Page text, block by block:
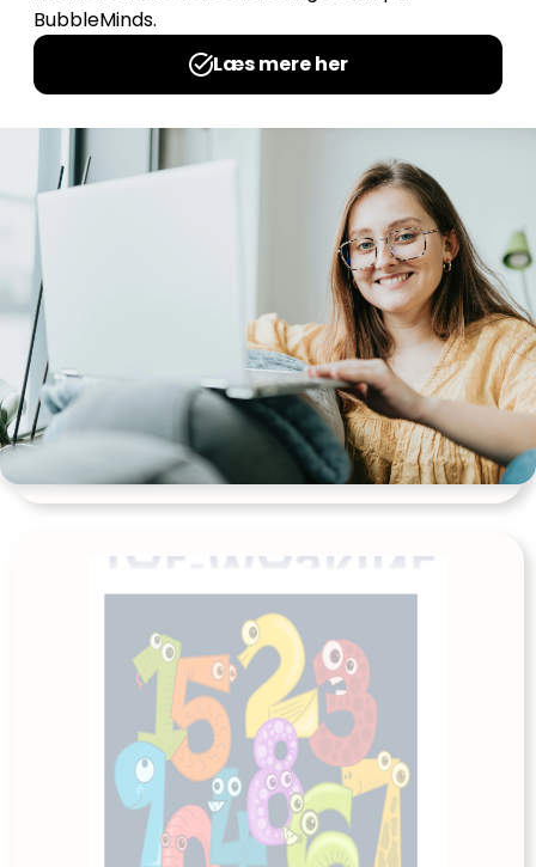
Læseseddel
Udgives af: ©Sjov med dansk
0,00 kr
Læs mere